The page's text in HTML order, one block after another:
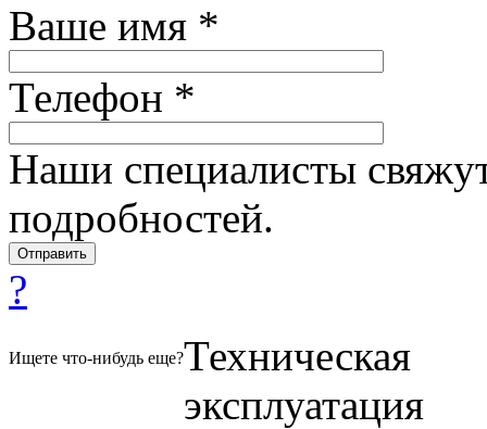
Ваше имя *
Телефон *
Наши специалисты
подробностей.
?
Ищете что-нибудь еще?Техническая
эксплуатация